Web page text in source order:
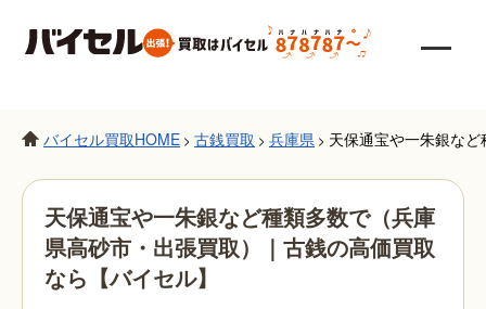
バイセル買取HOME > 古銭買取 > 兵庫県 > 天保通宝や一朱銀な
天保通宝や一朱銀など種類多数で（兵庫
県高砂市・出張買取）｜古銭の高価買取
なら【バイセル】